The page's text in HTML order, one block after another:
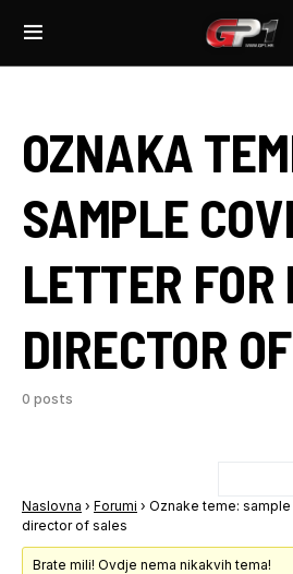
OZNAKA
SAMPLE
LETTER FOR
DIRECTOR
0 posts
Naslovna › Forumi › Oznake teme:
director of sales
Brate mili! Ovdje nema nikakvih tema!